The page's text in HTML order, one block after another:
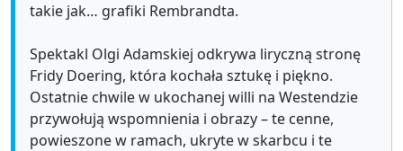
takie jak… grafiki Rembrandta.
Spektakl Olgi Adamskiej odkrywa liryczną stronę
Fridy Doering, która kochała sztukę i piękno.
Ostatnie chwile w ukochanej willi na Westendzie
przywołują wspomnienia i obrazy – te cenne,
powieszone w ramach, ukryte w skarbcu i te